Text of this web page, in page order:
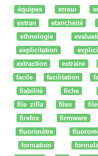
équipes
erreur
estran
etancheité
ethnologie
explicitation
extraction
extraire
facile
facilitation
fiabilité
fiche
file zilla
files
firefox
firmware
fluorimètre
formation